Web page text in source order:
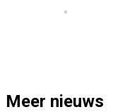
Meer nieuws